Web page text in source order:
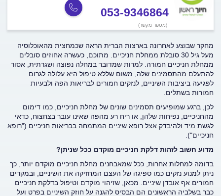
053-9346864
(מספר מקשר)
מחקר שבוצע לאחרונה בארצות הברית הראה שכמחצית מהאוכלוסיה
מעל גיל 30 סובלת ממחלת חניכיים. מתוכם, כעשרה אחוזים סובלים
ממחלת חניכיים חמורה. למרות שמדובר במחלה נפוצה ושגרתית, אסור
להתעלם מהתסמינים שלה, משום שללא טיפול היא עלולה לגרום
לפגיעה ביציבות השיניים, לנזקים חמורים לבריאות הפה ולבעיות
חמורות בשתלים.
לכן, ברגע שמופיעים תסמינים שונים של מחלת חניכיים, כמו דימום
מהחניכיים, נפיחות שלהן, או ריח רע מהפה שאינו עובר בצחצוח, כדאי
לגשת מיד ולהיבדק אצל רופא שיניים המתמחה בבריאות חניכיים ("רופא
חניכיים").
מדוע חשוב לזהות דלקת חניכיים מוקדם ככל שניתן?
בדומה למחלות אחרות, ככל שמאבחנים מחלת חניכיים מוקדם יותר, כך
ניתן למנוע נזקים כמו ספיגה של העצם המחזיקה את השיניים, ובמקרים
חמורים אף אובדן שיניים. מכאן, שזיהוי מוקדם וטיפול בדלקת חניכיים
כבר בשלביה הראשונים הם הבסיס להגנה על חוזק השיניים בפרט ועל